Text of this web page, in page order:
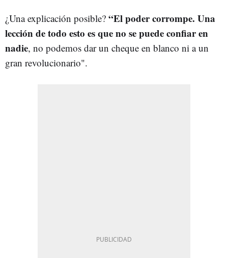
¿Una explicación posible? “El poder corrompe. Una
lección de todo esto es que no se puede confiar en
nadie, no podemos dar un cheque en blanco ni a un
gran revolucionario".